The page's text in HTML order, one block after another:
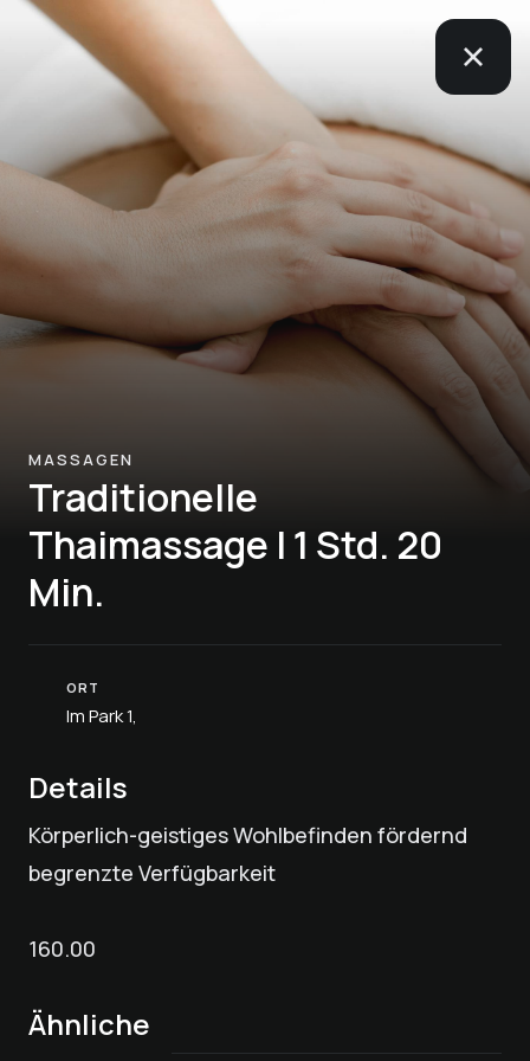
MASSAGEN
Traditionelle
Thaimassage | 1 Std. 20
Min.
ORT
Im Park 1,
Details
Körperlich-geistiges Wohlbefinden fördernd
begrenzte Verfügbarkeit
160.00
Ähnliche
Craniosacral- Lymphdrainage | 50